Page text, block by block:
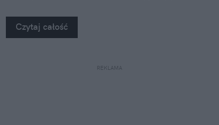
jak pięć kosmetyków z linii Neuro Adapt marki
Clochee może pomóc skórze odzyskać równowagę.
Czytaj całość
REKLAMA